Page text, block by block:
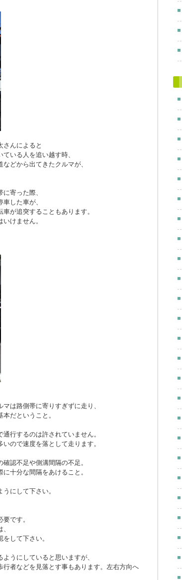
んによると
いる人を追い越す時、
どから出てきたクルマが、
寄った際、
した車が、
が追突することもあります。
けません。
は路側帯に寄りすぎずに走り、
だということ。
行するのは許されていません。
ので速度を落として走ります。
認不足や側溝間隔の不足。
十分な間隔をあけること。
にして下さい。
です。
して下さい。
うにしていると思いますが、
者などを見落とす事もあります。左右方向へ